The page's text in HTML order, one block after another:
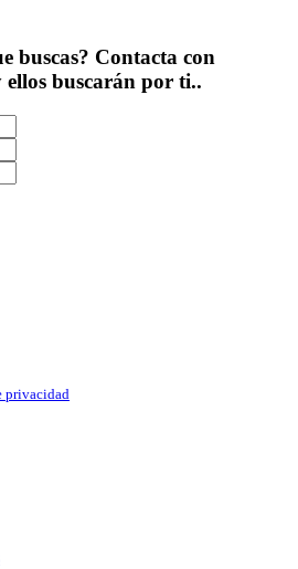
buscas? Contacta con
ellos buscarán por ti..
privacidad